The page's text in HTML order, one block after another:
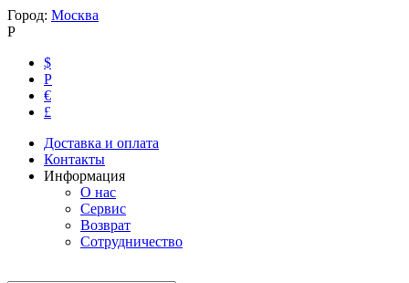
Город: Москва
Р
$
Р
€
£
Доставка и оплата
Контакты
Информация
О нас
Сервис
Возврат
Сотрудничество